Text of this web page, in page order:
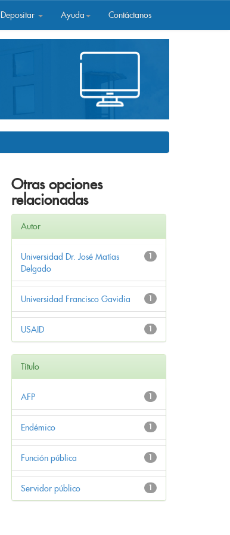
Depositar Ayuda Contáctanos
Otras opciones
relacionadas
Autor
1
Universidad Dr. José Matías
Delgado
1
Universidad Francisco Gavidia
1
USAID
Título
1
AFP
1
Endémico
1
Función pública
1
Servidor público